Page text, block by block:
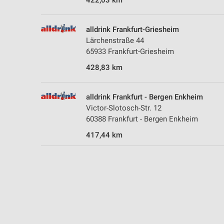
alldrink Frankfurt-Griesheim
Lärchenstraße 44
65933 Frankfurt-Griesheim
428,83 km
alldrink Frankfurt - Bergen Enkheim
Victor-Slotosch-Str. 12
60388 Frankfurt - Bergen Enkheim
417,44 km